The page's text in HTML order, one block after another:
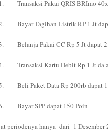
1. Transaksi Pakai QRIS BRImo
Bayar Tagihan Listrik RP 1 Jt
Belanja Pakai CC Rp 5 Jt dapat
Transaksi Kartu Debit Rp 1 Jt da
Beli Paket Data Rp 200rb dapat
Bayar SPP dapat 150 Poin
periodenya hanya dari 1